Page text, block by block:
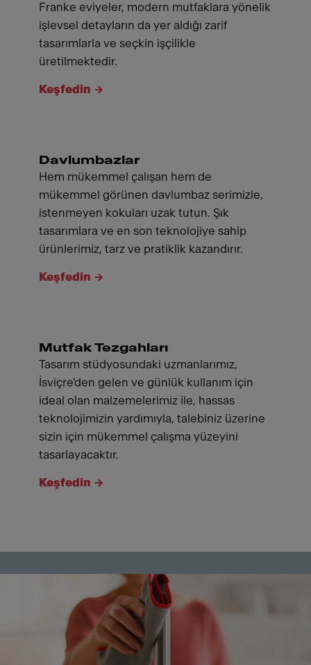
Franke eviyeler, modern mutfaklara yönelik
işlevsel detayların da yer aldığı zarif
tasarımlarla ve seçkin işçilikle
üretilmektedir.
Keşfedin
Davlumbazlar
Hem mükemmel çalışan hem de
mükemmel görünen davlumbaz serimizle,
istenmeyen kokuları uzak tutun. Şık
tasarımlara ve en son teknolojiye sahip
ürünlerimiz, tarz ve pratiklik kazandırır.
Keşfedin
Mutfak Tezgahları
Tasarım stüdyosundaki uzmanlarımız,
İsviçre'den gelen ve günlük kullanım için
ideal olan malzemelerimiz ile, hassas
teknolojimizin yardımıyla, talebiniz üzerine
sizin için mükemmel çalışma yüzeyini
tasarlayacaktır.
Keşfedin